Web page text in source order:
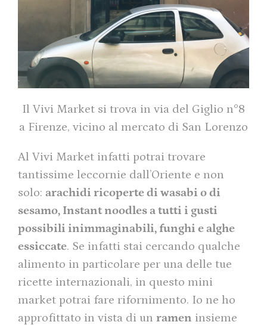
Il Vivi Market si trova in via del Giglio n°8
a Firenze, vicino al mercato di San Lorenzo
Al Vivi Market infatti potrai trovare
tantissime leccornie dall’Oriente e non
solo: arachidi ricoperte di wasabi o di
sesamo, Instant noodles a tutti i gusti
possibili inimmaginabili, funghi e alghe
essiccate. Se infatti stai cercando qualche
alimento in particolare per una delle tue
ricette internazionali, in questo mini
market potrai fare rifornimento. Io ne ho
approfittato in vista di un ramen insieme